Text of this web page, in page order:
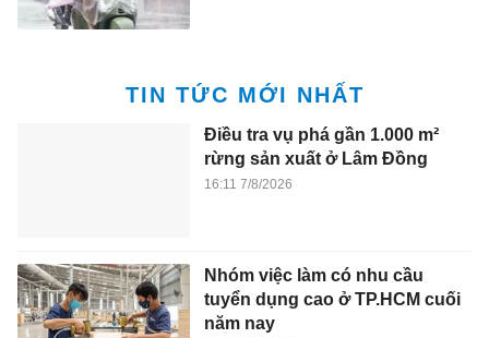
TIN TỨC MỚI NHẤT
Điều tra vụ phá gần 1.000 m²
rừng sản xuất ở Lâm Đồng
16:11 7/8/2026
Nhóm việc làm có nhu cầu
tuyển dụng cao ở TP.HCM cuối
năm nay